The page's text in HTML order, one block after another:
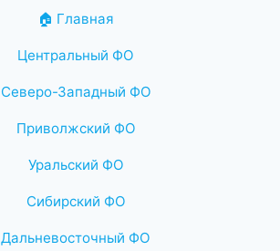
🏠 Главная
Центральный ФО
Северо-Западный ФО
Приволжский ФО
Уральский ФО
Сибирский ФО
Дальневосточный ФО